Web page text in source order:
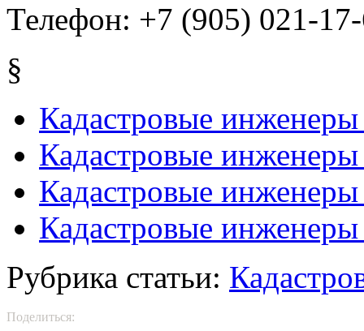
Телефон: +7 (905) 021-
§
Кадастровые
Кадастровые
Кадастровые
Кадастровые
Рубрика статьи:
Поделиться: